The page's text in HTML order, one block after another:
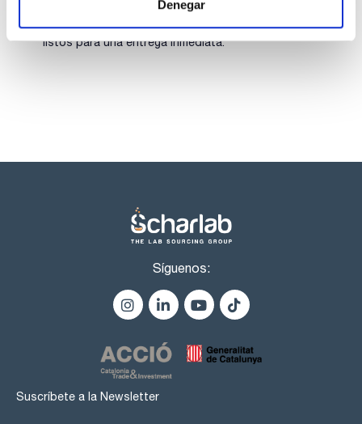
Denegar
Los productos marcados con esta imagen son
productos marca Scharlau habitualmente en stock,
listos para una entrega inmediata.
Síguenos:
Suscríbete a la Newsletter